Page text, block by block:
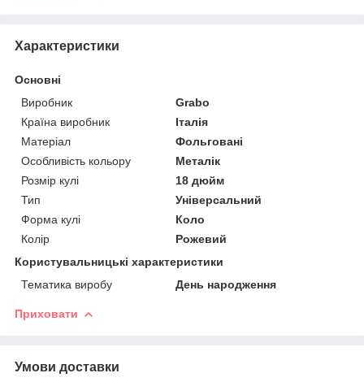
Характеристики
Основні
Виробник
Grabo
Країна виробник
Італія
Матеріал
Фольговані
Особливість кольору
Металік
Розмір кулі
18 дюйм
Тип
Універсальний
Форма кулі
Коло
Колір
Рожевий
Користувальницькі характеристики
Тематика виробу
День народження
Приховати
Умови доставки